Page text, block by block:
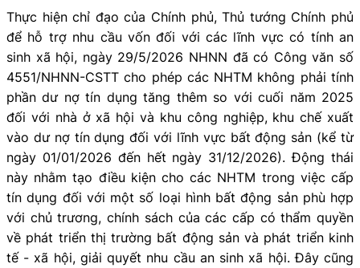
Thực hiện chỉ đạo của Chính phủ, Thủ tướng Chính phủ
để hỗ trợ nhu cầu vốn đối với các lĩnh vực có tính an
sinh xã hội, ngày 29/5/2026 NHNN đã có Công văn số
4551/NHNN-CSTT cho phép các NHTM không phải tính
phần dư nợ tín dụng tăng thêm so với cuối năm 2025
đối với nhà ở xã hội và khu công nghiệp, khu chế xuất
vào dư nợ tín dụng đối với lĩnh vực bất động sản (kể từ
ngày 01/01/2026 đến hết ngày 31/12/2026). Động thái
này nhằm tạo điều kiện cho các NHTM trong việc cấp
tín dụng đối với một số loại hình bất động sản phù hợp
với chủ trương, chính sách của các cấp có thẩm quyền
về phát triển thị trường bất động sản và phát triển kinh
tế - xã hội, giải quyết nhu cầu an sinh xã hội. Đây cũng